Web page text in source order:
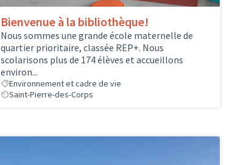
Bienvenue à la bibliothèque!
Nous sommes une grande école maternelle de
quartier prioritaire, classée REP+. Nous
scolarisons plus de 174 élèves et accueillons
environ...
Environnement et cadre de vie
Saint-Pierre-des-Corps